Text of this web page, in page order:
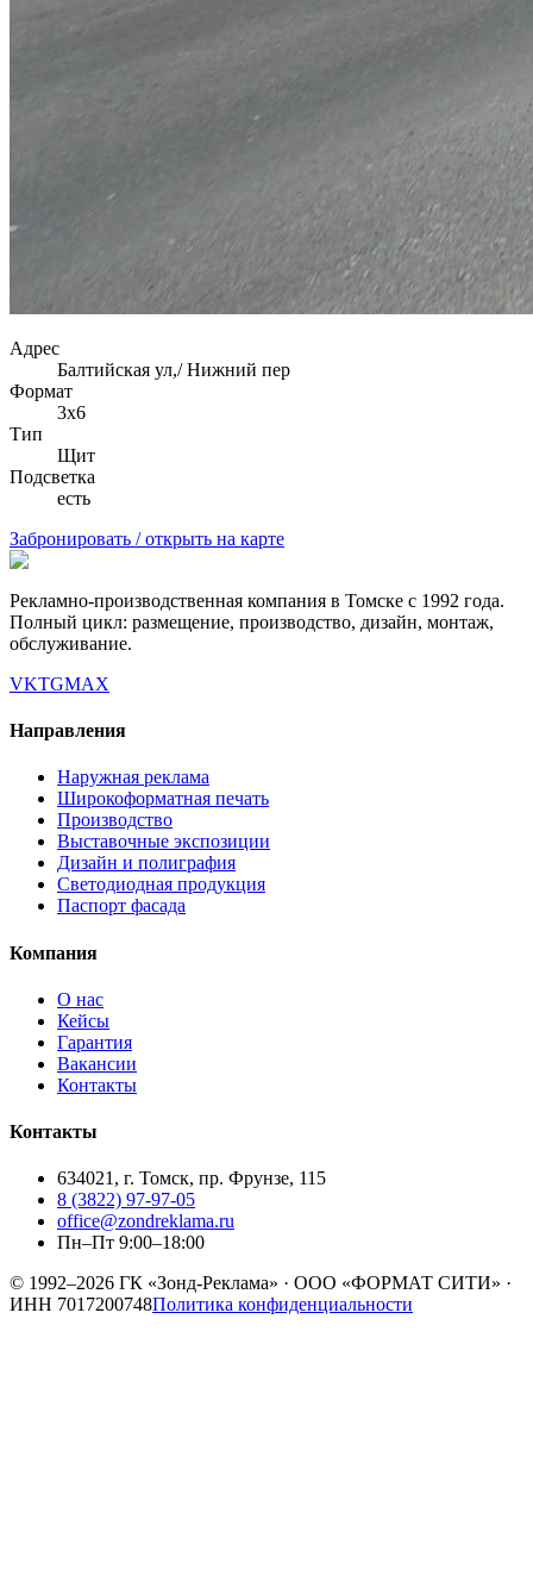
Адрес
Балтийская ул,/ Нижний пер
Формат
3х6
Тип
Щит
Подсветка
есть
Забронировать / открыть на карте
Рекламно-производственная компания в Томске с 1992 года.
Полный цикл: размещение, производство, дизайн, монтаж,
обслуживание.
VKTGMAX
Направления
Наружная реклама
Широкоформатная печать
Производство
Выставочные экспозиции
Дизайн и полиграфия
Светодиодная продукция
Паспорт фасада
Компания
О нас
Кейсы
Гарантия
Вакансии
Контакты
Контакты
634021, г. Томск, пр. Фрунзе, 115
8 (3822) 97-97-05
office@zondreklama.ru
Пн–Пт 9:00–18:00
© 1992–2026 ГК «Зонд-Реклама» · ООО «ФОРМАТ СИТИ» ·
ИНН 7017200748Политика конфиденциальности